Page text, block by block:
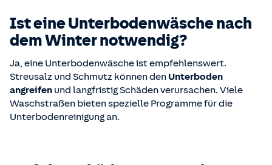
Ist eine Unterbodenwäsche nach
dem Winter notwendig?
Ja, eine Unterbodenwäsche ist empfehlenswert.
Streusalz und Schmutz können den Unterboden
angreifen und langfristig Schäden verursachen. Viele
Waschstraßen bieten spezielle Programme für die
Unterbodenreinigung an.